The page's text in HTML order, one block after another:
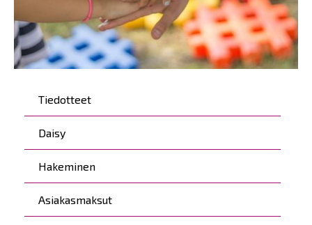
Päävalikko
Tiedotteet
Daisy
Hakeminen
Asiakasmaksut